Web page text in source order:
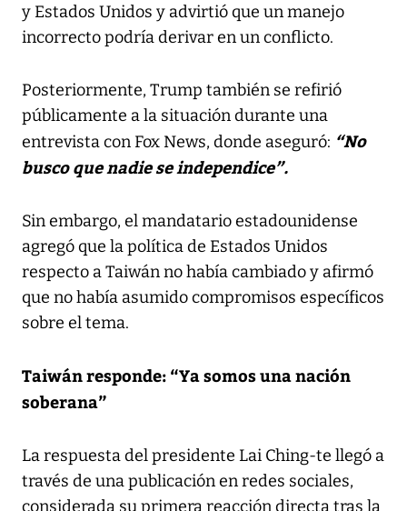
y Estados Unidos y advirtió que un manejo
incorrecto podría derivar en un conflicto.
Posteriormente, Trump también se refirió
públicamente a la situación durante una
entrevista con Fox News, donde aseguró: “No
busco que nadie se independice”.
Sin embargo, el mandatario estadounidense
agregó que la política de Estados Unidos
respecto a Taiwán no había cambiado y afirmó
que no había asumido compromisos específicos
sobre el tema.
Taiwán responde: “Ya somos una nación
soberana”
La respuesta del presidente Lai Ching-te llegó a
través de una publicación en redes sociales,
considerada su primera reacción directa tras la